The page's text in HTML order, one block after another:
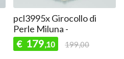
pcl3995x Girocollo di
Perle Miluna -
€ 179,10 199,00